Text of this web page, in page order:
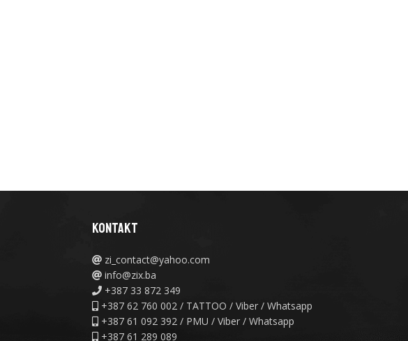
KONTAKT
zi_contact@yahoo.com
info@zix.ba
+387 33 872 349
+387 62 760 002 / TATTOO / Viber / Whatsapp
+387 61 092 392 / PMU / Viber / Whatsapp
+387 61 289 089